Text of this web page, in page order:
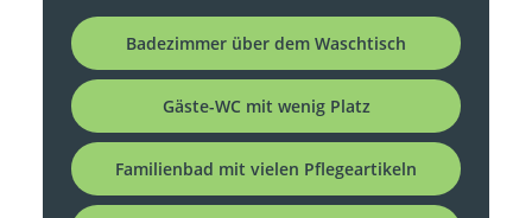
Badezimmer über dem Waschtisch
Gäste-WC mit wenig Platz
Familienbad mit vielen Pflegeartikeln